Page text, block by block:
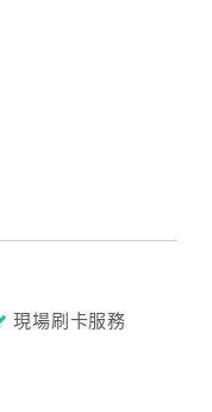
現場刷卡服務